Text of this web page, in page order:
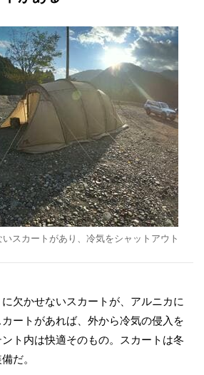
スカートがあり、冷気をシャットアウト
欠かせないスカートが、アルニカに
ートがあれば、外から冷気の侵入を
ト内は快適そのもの。スカートは冬
だ。